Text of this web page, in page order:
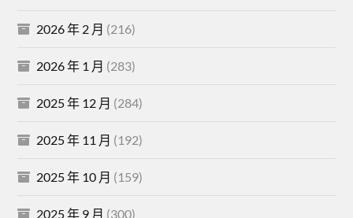
2026 年 2 月 (216)
2026 年 1 月 (283)
2025 年 12 月 (284)
2025 年 11 月 (192)
2025 年 10 月 (159)
2025 年 9 月 (300)